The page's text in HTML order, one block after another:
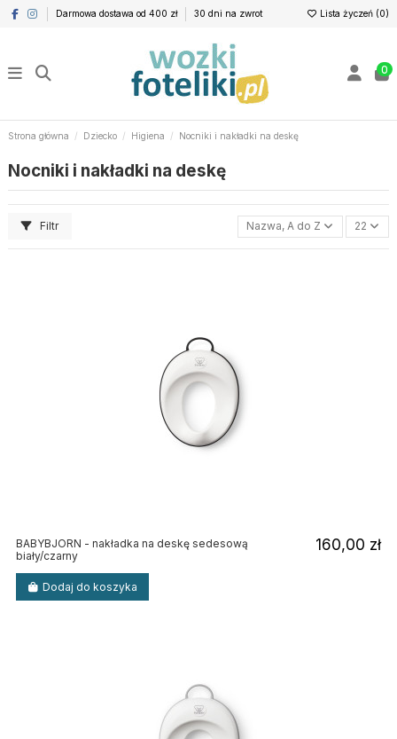
Darmowa dostawa od 400 zł 30 dni na zwrot Lista życzeń (0)
0
Strona główna Dziecko Higiena Nocniki i nakładki na deskę
Nocniki i nakładki na deskę
Filtr Nazwa, A do Z 22
BABYBJORN - nakładka na deskę sedesową
biały/czarny
160,00 zł
Dodaj do koszyka